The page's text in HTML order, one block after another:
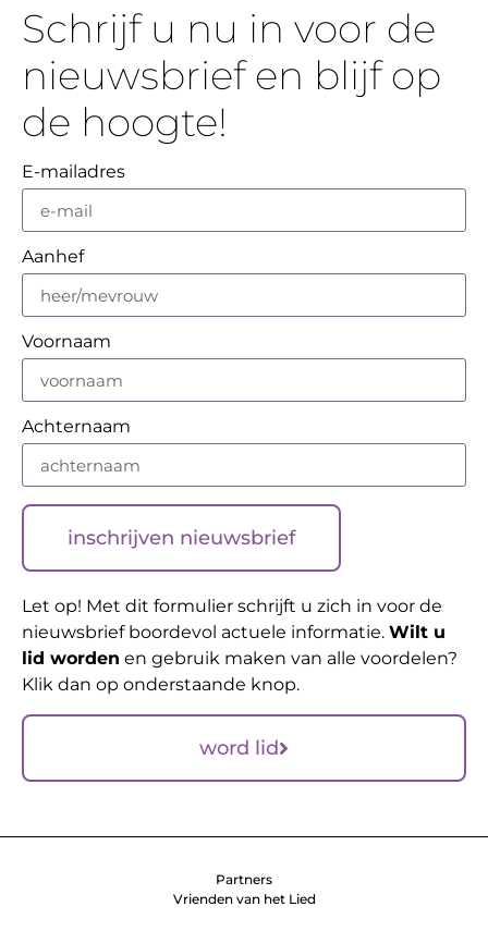
Schrijf u nu in voor de
nieuwsbrief en blijf op
de hoogte!
E-mailadres
Aanhef
Voornaam
Achternaam
inschrijven nieuwsbrief
Let op! Met dit formulier schrijft u zich in voor de
nieuwsbrief boordevol actuele informatie. Wilt u
lid worden en gebruik maken van alle voordelen?
Klik dan op onderstaande knop.
word lid
Partners
Vrienden van het Lied